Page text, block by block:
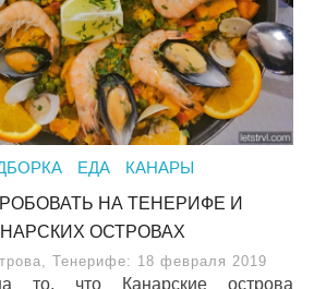
ЕДА
КАНАРЫ
НА ТЕНЕРИФЕ И
ОСТРОВАХ
Тенерифе: 18 февраля 2019
то, что Канарские острова